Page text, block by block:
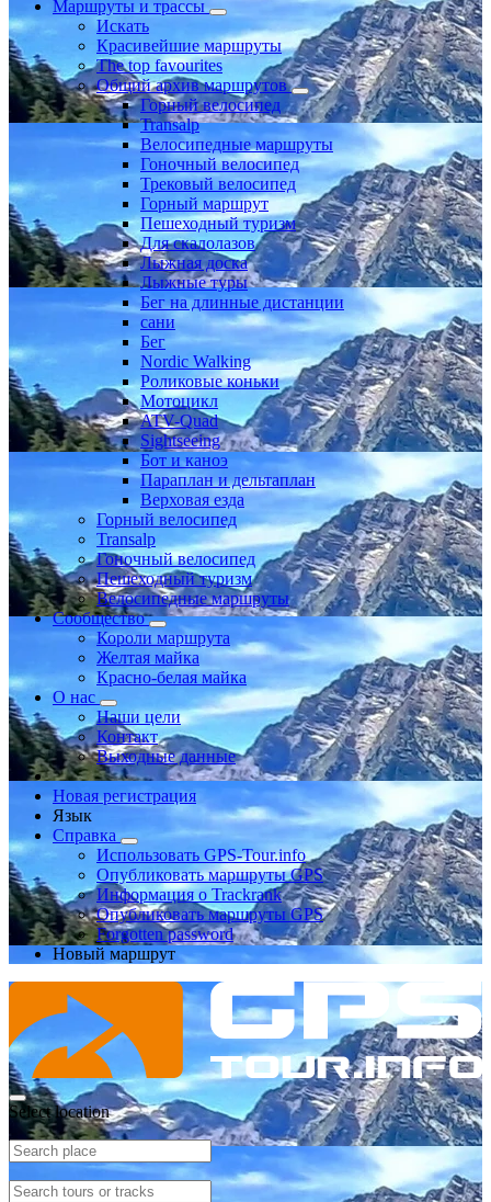
Маршруты и трассы
Искать
Красивейшие маршруты
The top favourites
Общий архив маршрутов
Горный велосипед
Transalp
Велосипедные маршруты
Гоночный велосипед
Трековый велосипед
Горный маршрут
Пешеходный туризм
Для скалолазов
Лыжная доска
Лыжные туры
Бег на длинные дистанции
сани
Бег
Nordic Walking
Роликовые коньки
Мотоцикл
ATV-Quad
Sightseeing
Бот и каноэ
Параплан и дельтаплан
Верховая езда
Горный велосипед
Transalp
Гоночный велосипед
Пешеходный туризм
Велосипедные маршруты
Сообщество
Короли маршрута
Желтая майка
Красно-белая майка
О нас
Наши цели
Контакт
Выходные данные
Новая регистрация
Язык
Справка
Использовать GPS-Tour.info
Опубликовать маршруты GPS
Информация о Trackrank
Опубликовать маршруты GPS
Forgotten password
Новый маршрут
Select location